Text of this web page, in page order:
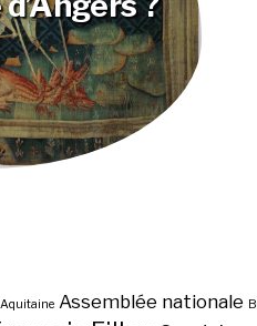
Aquitaine Assemblée nationale